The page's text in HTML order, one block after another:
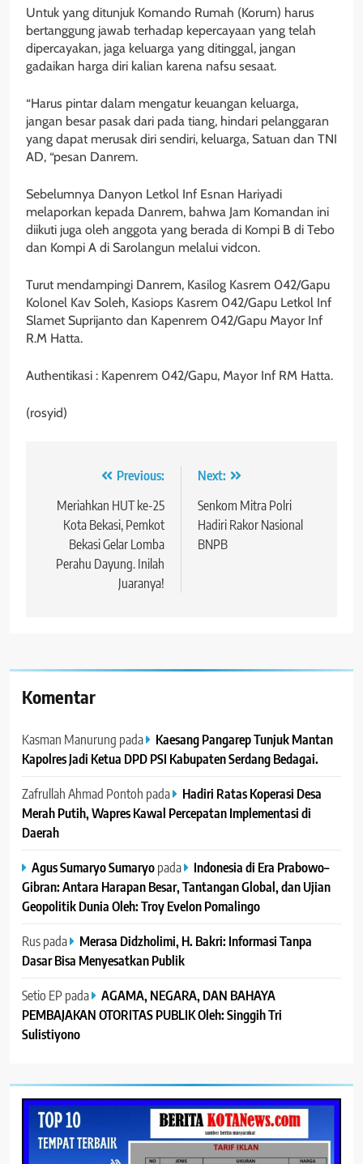
Untuk yang ditunjuk Komando Rumah (Korum) harus
bertanggung jawab terhadap kepercayaan yang telah
dipercayakan, jaga keluarga yang ditinggal, jangan
gadaikan harga diri kalian karena nafsu sesaat.
“Harus pintar dalam mengatur keuangan keluarga,
jangan besar pasak dari pada tiang, hindari pelanggaran
yang dapat merusak diri sendiri, keluarga, Satuan dan TNI
AD, “pesan Danrem.
Sebelumnya Danyon Letkol Inf Esnan Hariyadi
melaporkan kepada Danrem, bahwa Jam Komandan ini
diikuti juga oleh anggota yang berada di Kompi B di Tebo
dan Kompi A di Sarolangun melalui vidcon.
Turut mendampingi Danrem, Kasilog Kasrem 042/Gapu
Kolonel Kav Soleh, Kasiops Kasrem 042/Gapu Letkol Inf
Slamet Suprijanto dan Kapenrem 042/Gapu Mayor Inf
R.M Hatta.
Authentikasi : Kapenrem 042/Gapu, Mayor Inf RM Hatta.
(rosyid)
Navigasi
pos
Previous:
Meriahkan HUT ke-25
Kota Bekasi, Pemkot
Bekasi Gelar Lomba
Perahu Dayung. Inilah
Juaranya!
Next:
Senkom Mitra Polri
Hadiri Rakor Nasional
BNPB
Komentar
Kasman Manurung pada
Kaesang Pangarep Tunjuk Mantan
Kapolres Jadi Ketua DPD PSI Kabupaten Serdang Bedagai. ‎ ‎
Zafrullah Ahmad Pontoh pada
Hadiri Ratas Koperasi Desa
Merah Putih, Wapres Kawal Percepatan Implementasi di
Daerah
Agus Sumaryo Sumaryopada
Indonesia di Era Prabowo–
Gibran: Antara Harapan Besar, Tantangan Global, dan Ujian
Geopolitik Dunia Oleh: Troy Evelon Pomalingo
Ruspada
Merasa Didzholimi, H. Bakri: Informasi Tanpa
Dasar Bisa Menyesatkan Publik
Setio EP pada
AGAMA, NEGARA, DAN BAHAYA
PEMBAJAKAN OTORITAS PUBLIK Oleh: Singgih Tri
Sulistiyono